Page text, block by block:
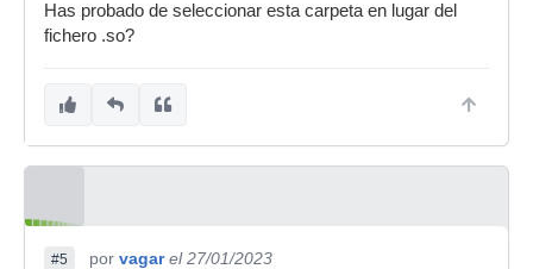
Has probado de seleccionar esta carpeta en lugar del
fichero .so?
#5 por vagar el 27/01/2023